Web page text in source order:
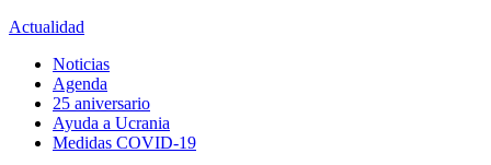
Actualidad
Noticias
Agenda
25 aniversario
Ayuda a Ucrania
Medidas COVID-19